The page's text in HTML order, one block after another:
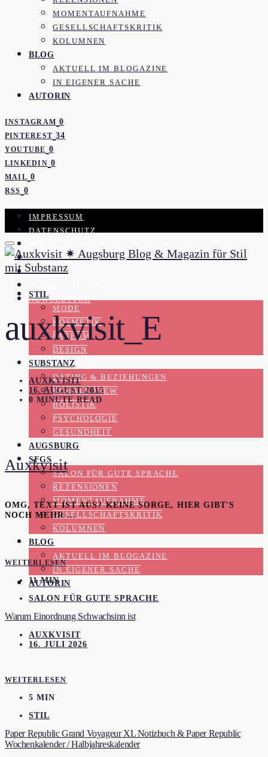
MOMENTAUFNAHME
GESELLSCHAFTSKRITIK
KOLUMNEN
BLOG
AKTUELL IM BLOGAZINE
IN EIGENER SACHE
AUTORIN
INSTAGRAM 0
PINTEREST 34
YOUTUBE 0
LINKEDIN 0
MAIL 0
RSS 0
IMPRESSUM
DATENSCHUTZ
KOOPERATION
KONTAKT
NEWSLETTER
STIL
MODE
KOSMETIK
PARFUM
DESIGN
SUBSTANZ
DATING & BEZIEHUNGEN
FEMALE VIEW
HOLISTIK
PSYCHOLOGIE
GESUNDHEIT
AUGSBURG
SFGS
SALON FÜR GUTE SPRACHE
REZENSIONEN
MOMENTAUFNAHME
GESELLSCHAFTSKRITIK
KOLUMNEN
BLOG
AKTUELL IM BLOGAZINE
IN EIGENER SACHE
AUTORIN
auxkvisit_E
AUXKVISIT
16. AUGUST 2015
0 MINUTE READ
Auxkvisit
OMG, TEXT IST AUS? KEINE SORGE, HIER GIBT'S
NOCH MEHR …
WEITERLESEN
11 MIN
SALON FÜR GUTE SPRACHE
Warum Einordnung Schwachsinn ist
AUXKVISIT
16. JULI 2026
WEITERLESEN
5 MIN
STIL
Paper Republic Grand Voyageur XL Notizbuch & Paper Republic
Wochenkalender / Halbjahreskalender